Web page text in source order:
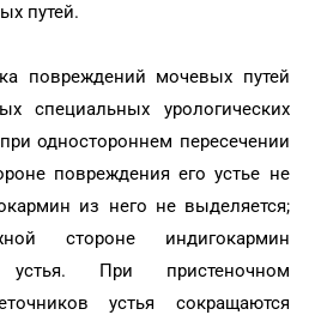
путей.
повреждений мочевых путей
специальных урологических
одностороннем пересечении
повреждения его устье не
из него не выделяется;
стороне индигокармин
При пристеночном
устья сокращаются